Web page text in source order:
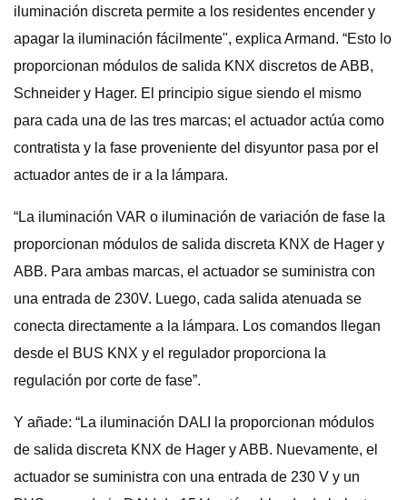
iluminación discreta permite a los residentes encender y
apagar la iluminación fácilmente", explica Armand. “Esto lo
proporcionan módulos de salida KNX discretos de ABB,
Schneider y Hager. El principio sigue siendo el mismo
para cada una de las tres marcas; el actuador actúa como
contratista y la fase proveniente del disyuntor pasa por el
actuador antes de ir a la lámpara.
“La iluminación VAR o iluminación de variación de fase la
proporcionan módulos de salida discreta KNX de Hager y
ABB. Para ambas marcas, el actuador se suministra con
una entrada de 230V. Luego, cada salida atenuada se
conecta directamente a la lámpara. Los comandos llegan
desde el BUS KNX y el regulador proporciona la
regulación por corte de fase”.
Y añade: “La iluminación DALI la proporcionan módulos
de salida discreta KNX de Hager y ABB. Nuevamente, el
actuador se suministra con una entrada de 230 V y un